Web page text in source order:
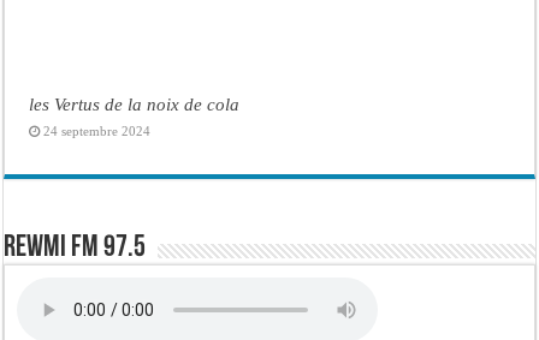
les Vertus de la noix de cola
24 septembre 2024
Rewmi FM 97.5